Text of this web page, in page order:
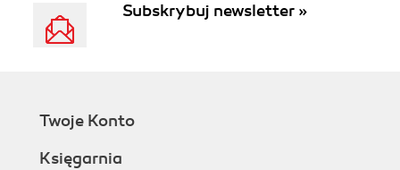
Subskrybuj newsletter »
Twoje Konto
Księgarnia